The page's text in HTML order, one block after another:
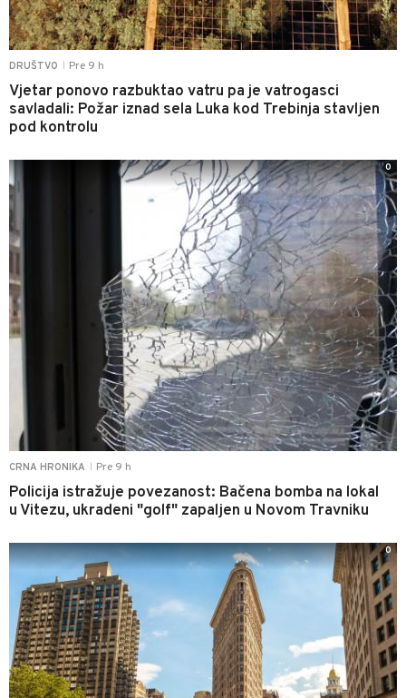
DRUŠTVO Pre 9 h
Vjetar ponovo razbuktao vatru pa je vatrogasci
savladali: Požar iznad sela Luka kod Trebinja stavljen
pod kontrolu
CRNA HRONIKA Pre 9 h
Policija istražuje povezanost: Bačena bomba na lokal
u Vitezu, ukradeni "golf" zapaljen u Novom Travniku
0
0